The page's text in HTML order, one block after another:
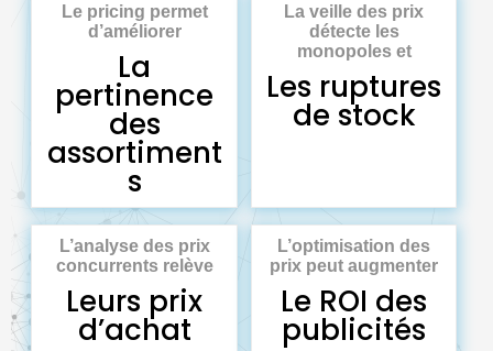
Le pricing permet
d’améliorer
La
pertinence
des
assortiment
s
La veille des prix
détecte les
monopoles et
Les ruptures
de stock
L’analyse des prix
concurrents relève
Leurs prix
d’achat
L’optimisation des
prix peut augmenter
Le ROI des
publicités